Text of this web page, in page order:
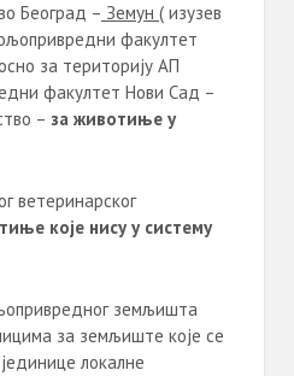
Београд – Земун ( изузев
факултет
за територију АП
факултет Нови Сад –
– за животиње у
ветеринарског
које нису у систему
земљишта
за земљиште које се
локалне